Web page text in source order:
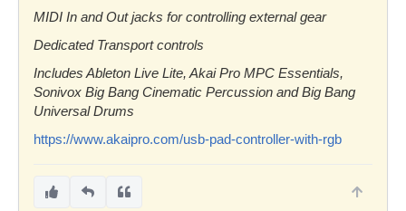
MIDI In and Out jacks for controlling external gear
Dedicated Transport controls
Includes Ableton Live Lite, Akai Pro MPC Essentials,
Sonivox Big Bang Cinematic Percussion and Big Bang
Universal Drums
https://www.akaipro.com/usb-pad-controller-with-rgb